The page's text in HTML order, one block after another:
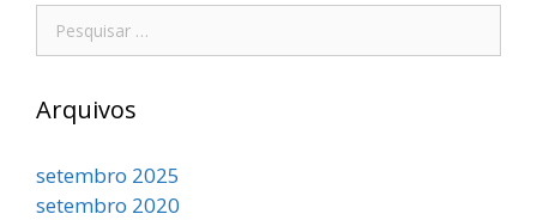
Pesquisar
por:
Arquivos
setembro 2025
setembro 2020